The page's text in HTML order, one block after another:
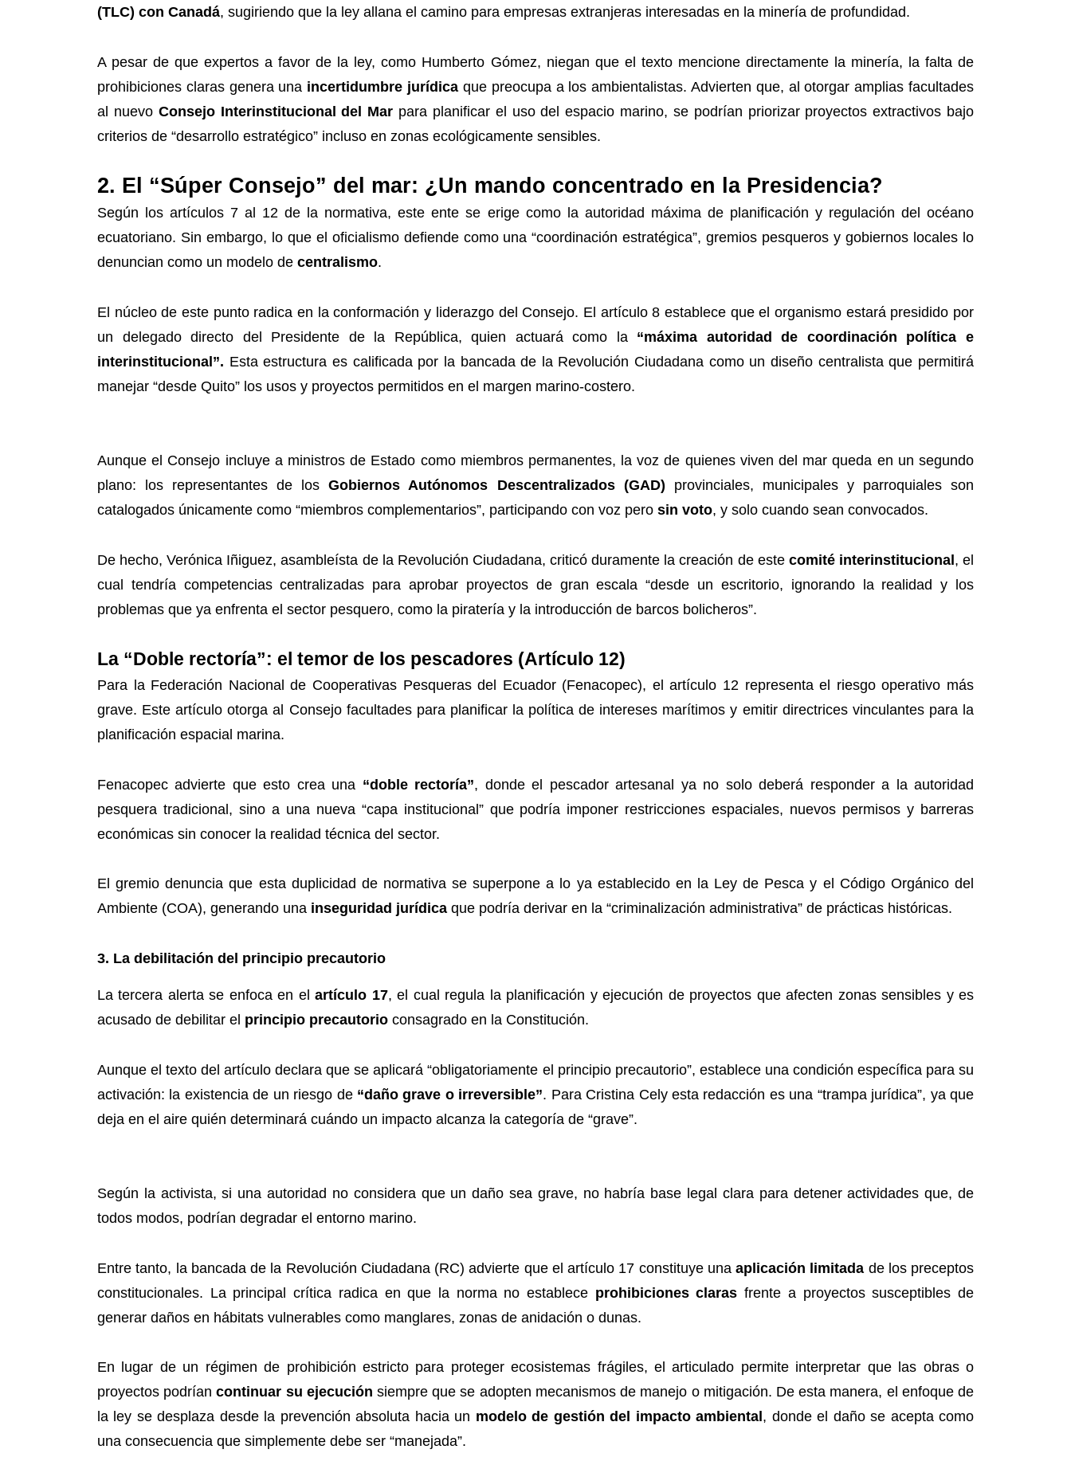
(TLC) con Canadá, sugiriendo que la ley allana el camino para empresas extranjeras interesadas en la minería de profundidad.
A pesar de que expertos a favor de la ley, como Humberto Gómez, niegan que el texto mencione directamente la minería, la falta de
prohibiciones claras genera una incertidumbre jurídica que preocupa a los ambientalistas. Advierten que, al otorgar amplias facultades
al nuevo Consejo Interinstitucional del Mar para planificar el uso del espacio marino, se podrían priorizar proyectos extractivos bajo
criterios de “desarrollo estratégico” incluso en zonas ecológicamente sensibles.
2. El “Súper Consejo” del mar: ¿Un mando concentrado en la Presidencia?
Según los artículos 7 al 12 de la normativa, este ente se erige como la autoridad máxima de planificación y regulación del océano
ecuatoriano. Sin embargo, lo que el oficialismo defiende como una “coordinación estratégica”, gremios pesqueros y gobiernos locales lo
denuncian como un modelo de centralismo.
El núcleo de este punto radica en la conformación y liderazgo del Consejo. El artículo 8 establece que el organismo estará presidido por
un delegado directo del Presidente de la República, quien actuará como la“máxima autoridad de coordinación política e
interinstitucional”. Esta estructura es calificada por la bancada de la Revolución Ciudadana como un diseño centralista que permitirá
manejar “desde Quito” los usos y proyectos permitidos en el margen marino-costero.
Aunque el Consejo incluye a ministros de Estado como miembros permanentes, la voz de quienes viven del mar queda en un segundo
plano: los representantes de losGobiernos Autónomos Descentralizados (GAD) provinciales, municipales y parroquiales son
catalogados únicamente como “miembros complementarios”, participando con voz pero sin voto, y solo cuando sean convocados.
De hecho, Verónica Iñiguez, asambleísta de la Revolución Ciudadana, criticó duramente la creación de este comité interinstitucional, el
cual tendría competencias centralizadas para aprobar proyectos de gran escala “desde un escritorio, ignorando la realidad y los
problemas que ya enfrenta el sector pesquero, como la piratería y la introducción de barcos bolicheros”.
La “Doble rectoría”: el temor de los pescadores (Artículo 12)
Para la Federación Nacional de Cooperativas Pesqueras del Ecuador (Fenacopec), el artículo 12 representa el riesgo operativo más
grave. Este artículo otorga al Consejo facultades para planificar la política de intereses marítimos y emitir directrices vinculantes para la
planificación espacial marina.
Fenacopec advierte que esto crea una “doble rectoría”, donde el pescador artesanal ya no solo deberá responder a la autoridad
pesquera tradicional, sino a una nueva “capa institucional” que podría imponer restricciones espaciales, nuevos permisos y barreras
económicas sin conocer la realidad técnica del sector.
El gremio denuncia que esta duplicidad de normativa se superpone a lo ya establecido en la Ley de Pesca y el Código Orgánico del
Ambiente (COA), generando una inseguridad jurídica que podría derivar en la “criminalización administrativa” de prácticas históricas.
3. La debilitación del principio precautorio
La tercera alerta se enfoca en elartículo 17, el cual regula la planificación y ejecución de proyectos que afecten zonas sensibles y es
acusado de debilitar el principio precautorio consagrado en la Constitución.
Aunque el texto del artículo declara que se aplicará “obligatoriamente el principio precautorio”, establece una condición específica para su
activación: la existencia de un riesgo de “daño grave o irreversible”. Para Cristina Cely esta redacción es una “trampa jurídica”, ya que
deja en el aire quién determinará cuándo un impacto alcanza la categoría de “grave”.
Según la activista, si una autoridad no considera que un daño sea grave, no habría base legal clara para detener actividades que, de
todos modos, podrían degradar el entorno marino.
Entre tanto, la bancada de la Revolución Ciudadana (RC) advierte que el artículo 17 constituye una aplicación limitada de los preceptos
constitucionales. La principal crítica radica en que la norma no establece prohibiciones claras frente a proyectos susceptibles de
generar daños en hábitats vulnerables como manglares, zonas de anidación o dunas.
En lugar de un régimen de prohibición estricto para proteger ecosistemas frágiles, el articulado permite interpretar que las obras o
proyectos podríancontinuar su ejecución siempre que se adopten mecanismos de manejo o mitigación. De esta manera, el enfoque de
la ley se desplaza desde la prevención absoluta hacia un modelo de gestión del impacto ambiental , donde el daño se acepta como
una consecuencia que simplemente debe ser “manejada”.